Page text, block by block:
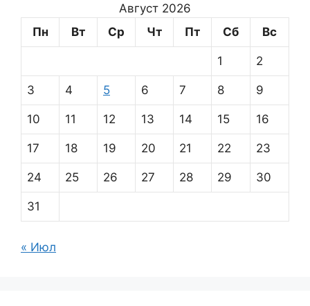
Август 2026
Пн
Вт Ср Чт Пт Сб Вс
1 2
3 4 5 6 7 8 9
10 11 12 13 14 15 16
17 18 19 20 21 22 23
24 25 26 27 28 29 30
31
« Июл